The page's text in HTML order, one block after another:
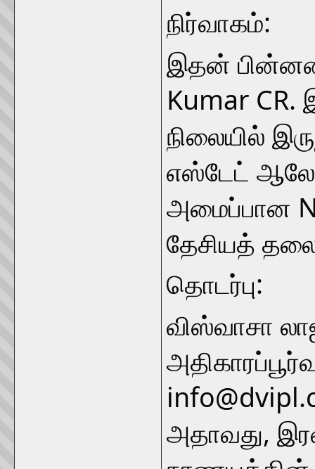
நிர்வாகம்:
இதன்
Kumar
நிலையில்
எஸ்டேட்
அமைப்பான
தேசியத்
தொடர்பு:
விஸ்வாசா
அதாவது,